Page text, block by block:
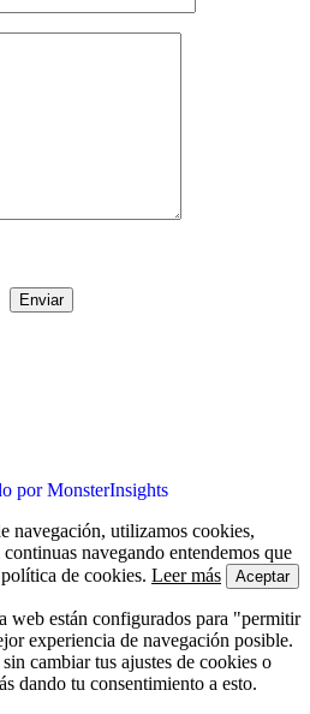
navegación, utilizamos cookies,
navegando entendemos que
de cookies. Leer más Aceptar
web están configurados para "permitir
experiencia de navegación posible.
cambiar tus ajustes de cookies o
dando tu consentimiento a esto.